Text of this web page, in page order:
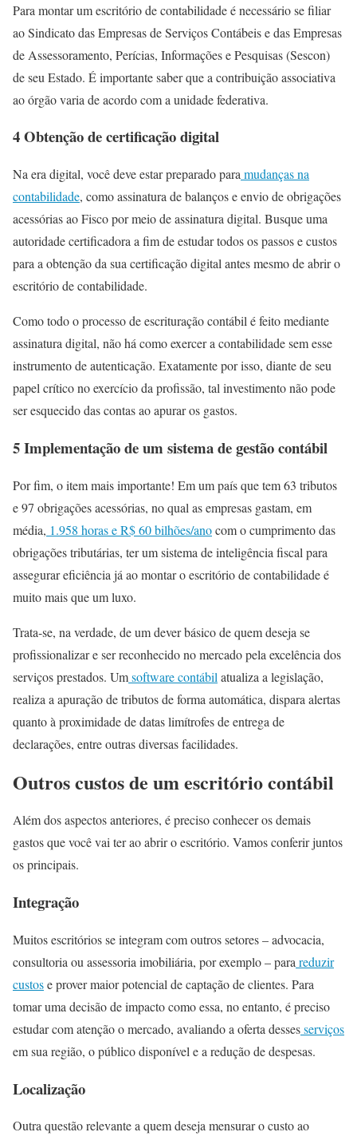
Para montar um escritório de contabilidade é necessário se filiar
ao Sindicato das Empresas de Serviços Contábeis e das Empresas
de Assessoramento, Perícias, Informações e Pesquisas (Sescon)
de seu Estado. É importante saber que a contribuição associativa
ao órgão varia de acordo com a unidade federativa.
4 Obtenção de certificação digital
Na era digital, você deve estar preparado para mudanças na
contabilidade, como assinatura de balanços e envio de obrigações
acessórias ao Fisco por meio de assinatura digital. Busque uma
autoridade certificadora a fim de estudar todos os passos e custos
para a obtenção da sua certificação digital antes mesmo de abrir o
escritório de contabilidade.
Como todo o processo de escrituração contábil é feito mediante
assinatura digital, não há como exercer a contabilidade sem esse
instrumento de autenticação. Exatamente por isso, diante de seu
papel crítico no exercício da profissão, tal investimento não pode
ser esquecido das contas ao apurar os gastos.
5 Implementação de um sistema de gestão contábil
Por fim, o item mais importante! Em um país que tem 63 tributos
e 97 obrigações acessórias, no qual as empresas gastam, em
média, 1.958 horas e R$ 60 bilhões/anocom o cumprimento das
obrigações tributárias, ter um sistema de inteligência fiscal para
assegurar eficiência já ao montar o escritório de contabilidade é
muito mais que um luxo.
Trata-se, na verdade, de um dever básico de quem deseja se
profissionalizar e ser reconhecido no mercado pela excelência dos
serviços prestados. Umsoftware contábil atualiza a legislação,
realiza a apuração de tributos de forma automática, dispara alertas
quanto à proximidade de datas limítrofes de entrega de
declarações, entre outras diversas facilidades.
Outros custos de um escritório contábil
Além dos aspectos anteriores, é preciso conhecer os demais
gastos que você vai ter ao abrir o escritório. Vamos conferir juntos
os principais.
Integração
Muitos escritórios se integram com outros setores – advocacia,
consultoria ou assessoria imobiliária, por exemplo – para reduzir
custose prover maior potencial de captação de clientes. Para
tomar uma decisão de impacto como essa, no entanto, é preciso
estudar com atenção o mercado, avaliando a oferta dessesserviços
em sua região, o público disponível e a redução de despesas.
Localização
Outra questão relevante a quem deseja mensurar o custo ao